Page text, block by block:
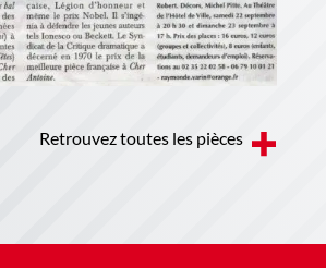
Retrouvez toutes les pièces